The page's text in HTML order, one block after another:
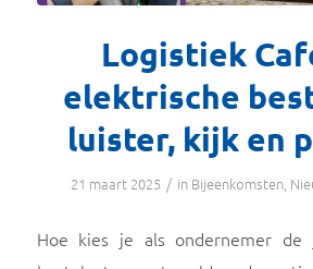
Logistiek
elektrische
luister, kijk en
21 maart 2025 / in Bijeenkomsten,
Hoe kies je als ondernemer de